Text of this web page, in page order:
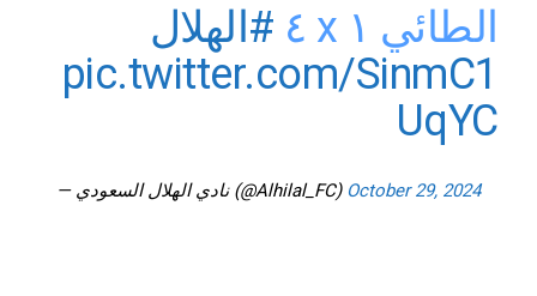
الطائي ١ x ٤ ⁧
#الهلال
pic.twitter.com/SinmC1
UqYC
— نادي الهلال السعودي (@Alhilal_FC) October 29, 2024